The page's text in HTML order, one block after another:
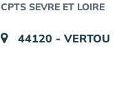
CPTS SEVRE ET LOIRE
44120 - VERTOU